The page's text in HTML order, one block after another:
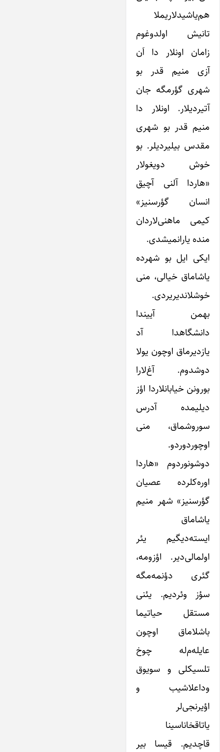
هم‌یاشیدلاریملا
تانیش اولدوغوم
زامان اونلار دا اَن
آزی منیم قدر بو
شهری گؤرمگه جان
آتیردیلار. اونلار دا
منیم قدر بو شهری
مقدس بیلیردیلر. بو
خوش دویغولار
«هاردا آلنی آچیق
انسان گؤرسنیز»
کیمی ماهنی‌لاردان
منده یارانمیشدی.
ایکی ایل بو شهرده
یاشاماق خیالی، منی
خوشلاندیریردی.
بهمن آییندا
دانشگاهدا آد
یازدیرماق اوچون یولا
دوشدوم. آغ‌لارا
بورونن خیابانلاردا اؤز
دیلیمده آدرس
سوروشماق، منی
اوچوردوردو.
دوشونوردوم «هاردا
اوره‌کلرده عصیان
گؤرسنیز» شهر منیم
یاشاماق
ایسته‌‌دیگیم یئر
اولمالی‌دیر. اؤزومه،
گئری دؤنمه‌مگه
سؤز وئردیم. یئنی
مستقل حیاتیما
باشلاماق اوچون
عایله‌م‌له چوخ
تلسیکلی و سویوق
وداعلاشیب و
اؤیرنجی‌لر
یاتاقخاناسینا
قاچدیم. قیسا بیر